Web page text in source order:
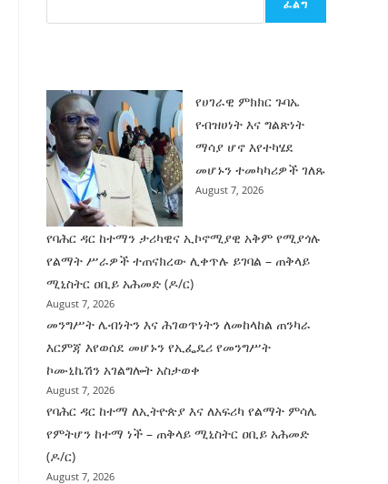
ፈልግ
የሀገራዊ ምክክር ጉባኤ
የብዝሀነት እና ግልጽነት
ማሳያ ሆኖ እየተካሄደ
መሆኑን ተመካካሪዎች ገለጹ
August 7, 2026
የባሕር ዳር ከተማን ታሪካዊና ኢኮኖሚያዊ አቅም የሚያጎሉ
የልማት ሥራዎች ተጠናክረው ሊቀጥሉ ይገባል – ጠቅላይ
ሚኒስትር ዐቢይ አሕመድ (ዶ/ር)
August 7, 2026
መንግሥት ሌብነትን እና ሕገወጥነትን ለመከላከል ጠንካራ
እርምጃ እየወሰደ መሆኑን የኢፌዴሪ የመንግሥት
ኮሙኒኬሽን አገልግሎት አስታወቀ
August 7, 2026
የባሕር ዳር ከተማ ለኢትዮጵያ እና ለአፍሪካ የልማት ምሳሌ
የምትሆን ከተማ ነች – ጠቅላይ ሚኒስትር ዐቢይ አሕመድ
(ዶ/ር)
August 7, 2026